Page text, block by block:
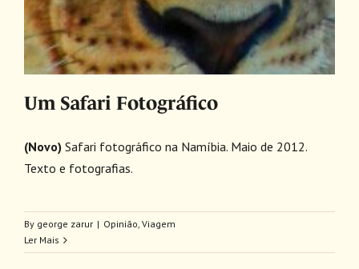
Um Safari Fotográfico
(Novo) Safari fotográfico na Namíbia. Maio de 2012.
Texto e fotografias.
By george zarur | Opinião, Viagem
Ler Mais